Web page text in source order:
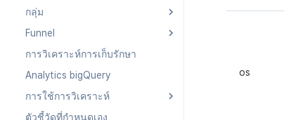
บันทึกการเปิดการแจ้ง
เตือน
บันทึกการส่งการแจ้งเตือน
บันทึกการติดตั้งการส่ง
เสริมการขาย
บันทึกคุณสมบัติผู้ใช้ที่กำหนด
เกม
บันทึกการวิเคราะห์การเล่น
เกมระดับสูง
กลุ่ม
วิธีการใช้กลุ่ม
กลุ่ม (เวอร์ชันเก่า)
การกำหนดเป้าหมาย
Funnel
Funnel
Funnel(new)
การวิเคราะห์การเก็บรักษา
Analytics bigQuery
การใช้การวิเคราะห์
วิธีการใช้การวิเคราะห์
ตัวชี้วัดที่กำหนดเอง
os